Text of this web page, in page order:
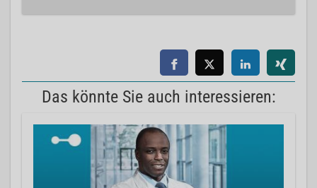
Das könnte Sie auch interessieren: